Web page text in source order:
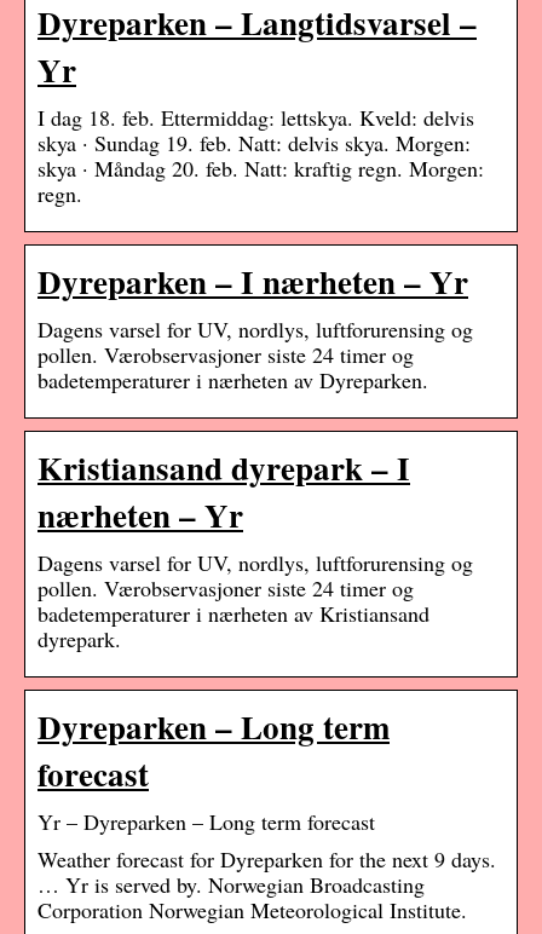
Dyreparken – Langtidsvarsel –
Yr
I dag 18. feb. Ettermiddag: lettskya. Kveld: delvis
skya · Sundag 19. feb. Natt: delvis skya. Morgen:
skya · Måndag 20. feb. Natt: kraftig regn. Morgen:
regn.
Dyreparken – I nærheten – Yr
Dagens varsel for UV, nordlys, luftforurensing og
pollen. Værobservasjoner siste 24 timer og
badetemperaturer i nærheten av Dyreparken.
Kristiansand dyrepark – I
nærheten – Yr
Dagens varsel for UV, nordlys, luftforurensing og
pollen. Værobservasjoner siste 24 timer og
badetemperaturer i nærheten av Kristiansand
dyrepark.
Dyreparken – Long term
forecast
Yr – Dyreparken – Long term forecast
Weather forecast for Dyreparken for the next 9 days.
… Yr is served by. Norwegian Broadcasting
Corporation Norwegian Meteorological Institute.